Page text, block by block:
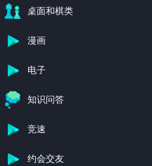
桌面和棋类
漫画
电子
知识问答
竞速
约会交友